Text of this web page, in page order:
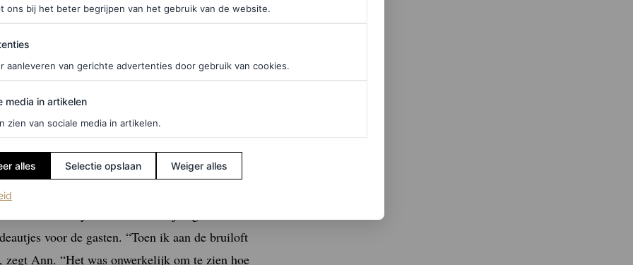
om hun bruiloftsvisie te realiseren. “Het
creativiteit”, zegt Ann. “Ik heb er altijd van
hosten, dus dit voelde heel natuurlijk voor mij.”
onderdelen van het proces. Dit omvatte onder
alle familieleden tijdens het repetitiediner, die
– een symbool van toewijding – in al het
voor de gasten. “Toen ik aan de bruiloft
Ann. “Het was onwerkelijk om te zien hoe
ons bij het beter begrijpen van het gebruik van de website.
aanleveren van gerichte advertenties door gebruik van cookies.
in artikelen
media in artikelen
zien van sociale media in artikelen.
alles Selectie opslaan Weiger alles